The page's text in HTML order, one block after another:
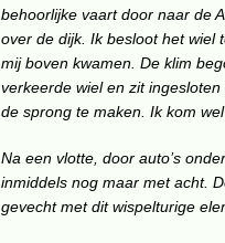
behoorlijke vaart door naar de
over de dijk. Ik besloot het wiel
mij boven kwamen. De klim
verkeerde wiel en zit
de sprong te maken. Ik kom
Na een vlotte, door auto’s
inmiddels nog maar met acht.
gevecht met dit wispelturige